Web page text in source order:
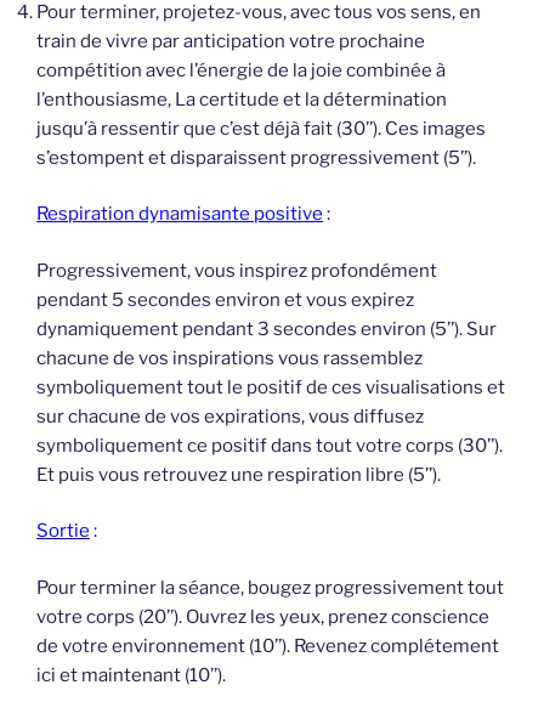
Pour terminer, projetez-vous, avec tous vos sens, en
train de vivre par anticipation votre prochaine
compétition avec l’énergie de la joie combinée à
l’enthousiasme, La certitude et la détermination
jusqu’à ressentir que c’est déjà fait (30’’). Ces images
s’estompent et disparaissent progressivement (5’’).
Respiration dynamisante positive :
Progressivement, vous inspirez profondément
pendant 5 secondes environ et vous expirez
dynamiquement pendant 3 secondes environ (5’’). Sur
chacune de vos inspirations vous rassemblez
symboliquement tout le positif de ces visualisations et
sur chacune de vos expirations, vous diffusez
symboliquement ce positif dans tout votre corps (30’’).
Et puis vous retrouvez une respiration libre (5’’).
Sortie :
Pour terminer la séance, bougez progressivement tout
votre corps (20’’). Ouvrez les yeux, prenez conscience
de votre environnement (10’’). Revenez complétement
ici et maintenant (10’’).